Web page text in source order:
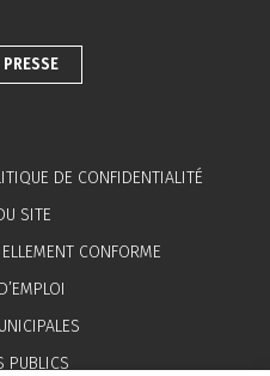
PRESSE
DE CONFIDENTIALITÉ
SITE
CONFORME
PUBLICS